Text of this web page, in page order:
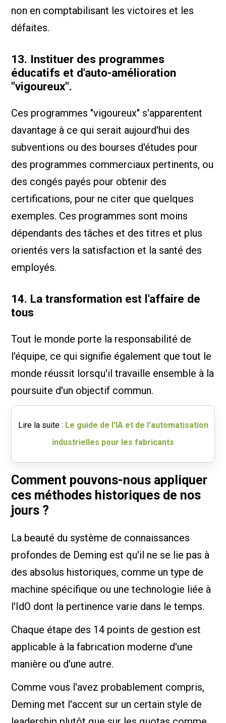
non en comptabilisant les victoires et les
défaites.
13. Instituer des programmes
éducatifs et d'auto-amélioration
"vigoureux".
Ces programmes "vigoureux" s'apparentent
davantage à ce qui serait aujourd'hui des
subventions ou des bourses d'études pour
des programmes commerciaux pertinents, ou
des congés payés pour obtenir des
certifications, pour ne citer que quelques
exemples. Ces programmes sont moins
dépendants des tâches et des titres et plus
orientés vers la satisfaction et la santé des
employés.
14. La transformation est l'affaire de
tous
Tout le monde porte la responsabilité de
l'équipe, ce qui signifie également que tout le
monde réussit lorsqu'il travaille ensemble à la
poursuite d'un objectif commun.
Lire la suite : Le guide de l'IA et de l'automatisation
industrielles pour les fabricants
Comment pouvons-nous appliquer
ces méthodes historiques de nos
jours ?
La beauté du système de connaissances
profondes de Deming est qu'il ne se lie pas à
des absolus historiques, comme un type de
machine spécifique ou une technologie liée à
l'IdO dont la pertinence varie dans le temps.
Chaque étape des 14 points de gestion est
applicable à la fabrication moderne d'une
manière ou d'une autre.
Comme vous l'avez probablement compris,
Deming met l'accent sur un certain style de